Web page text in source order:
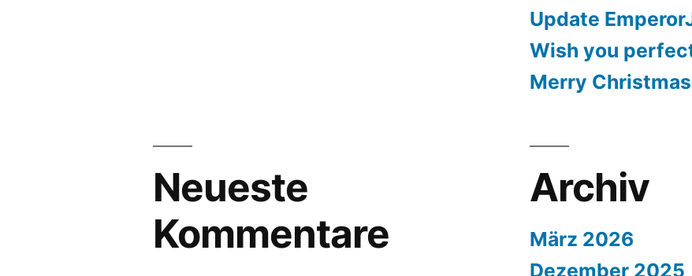
Update
Wish you
Merry
Neueste
Kommentare
Archiv
März 2026
Dezember 2025